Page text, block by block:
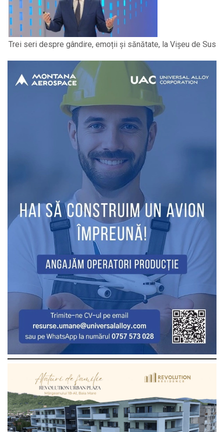
Trei seri despre gândire, emoții și sănătate, la Vișeu de Sus